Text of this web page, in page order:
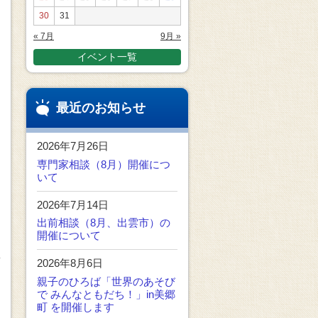
30
31
« 7月 9月 »
イベント一覧
最近のお知らせ
2026年7月26日
専門家相談（8月）開催につ
いて
2026年7月14日
出前相談（8月、出雲市）の
開催について
2026年8月6日
親子のひろば「世界のあそび
で みんなともだち！」in美郷
町 を開催します